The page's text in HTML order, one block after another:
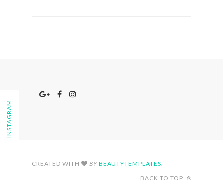
FOLLOW ON INSTAGRAM CREATED WITH BY BEAUTYTEMPLATES.
BACK TO TOP